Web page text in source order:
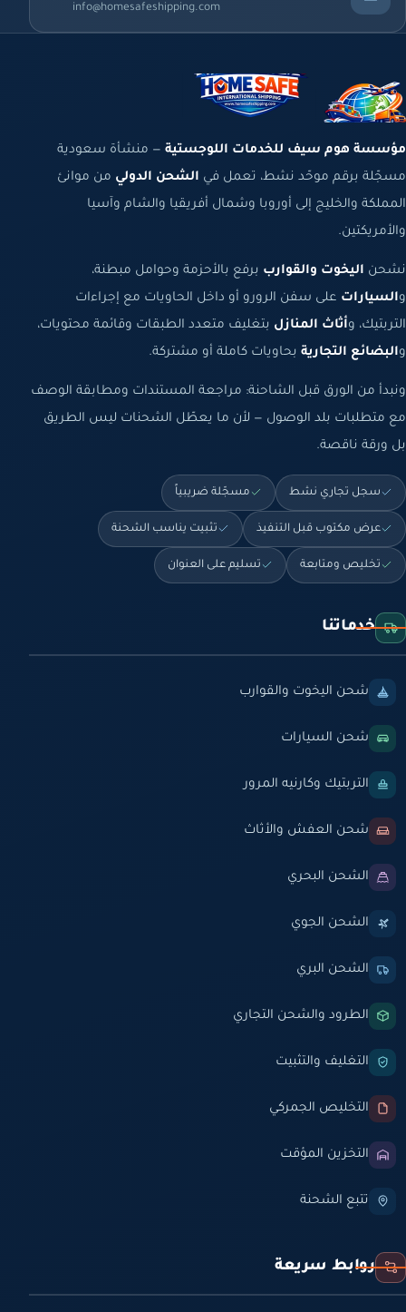
info@homesafeshipping.com
مؤسسة هوم سيف للخدمات اللوجستية — منشأة سعودية
مسجّلة برقم موحّد نشط، تعمل في الشحن الدولي من موانئ
المملكة والخليج إلى أوروبا وشمال أفريقيا والشام وآسيا
والأمريكتين.
نشحن اليخوت والقوارب برفع بالأحزمة وحوامل مبطنة،
والسيارات على سفن الرورو أو داخل الحاويات مع إجراءات
التربتيك، وأثاث المنازل بتغليف متعدد الطبقات وقائمة محتويات،
والبضائع التجارية بحاويات كاملة أو مشتركة.
ونبدأ من الورق قبل الشاحنة: مراجعة المستندات ومطابقة الوصف
مع متطلبات بلد الوصول — لأن ما يعطّل الشحنات ليس الطريق
بل ورقة ناقصة.
سجل تجاري نشط مسجّلة ضريبياً
عرض مكتوب قبل التنفيذ تثبيت يناسب الشحنة
تخليص ومتابعة تسليم على العنوان
خدماتنا
شحن اليخوت والقوارب
شحن السيارات
التربتيك وكارنيه المرور
شحن العفش والأثاث
الشحن البحري
الشحن الجوي
الشحن البري
الطرود والشحن التجاري
التغليف والتثبيت
التخليص الجمركي
التخزين المؤقت
تتبع الشحنة
روابط سريعة